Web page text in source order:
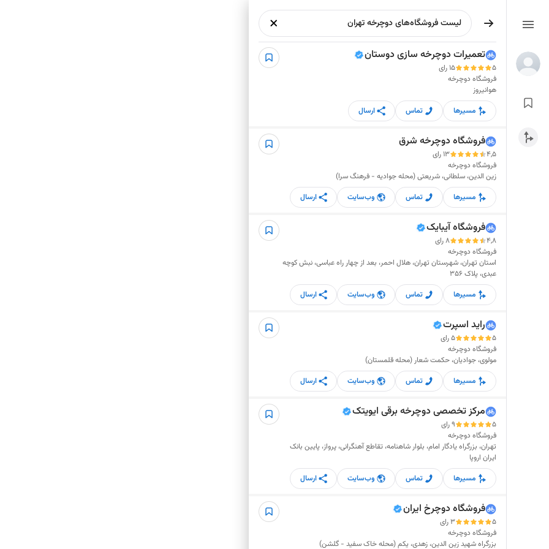
تعمیرات دوچرخه سازی دوستان
5
15 رای
فروشگاه دوچرخه
هوانیروز
مسیرها
تماس ارسال
فروشگاه دوچرخه شرق
4,5
13 رای
فروشگاه دوچرخه
زین الدین، سلطانی، شریعتی (محله جوادیه - فرهنگ سرا)
مسیرها
تماس وب‌سایت ارسال
فروشگاه آیبایک
4,8
8 رای
فروشگاه دوچرخه
استان تهران، شهرستان تهران، هلال احمر، بعد از چهار راه عباسی، نبش کوچه
عبدی، پلاک ۳۵۶
مسیرها
تماس وب‌سایت ارسال
راید اسپرت
5
5 رای
فروشگاه دوچرخه
مولوی، جوادیان، حکمت شعار (محله قلمستان)
مسیرها
تماس وب‌سایت ارسال
مرکز تخصصی دوچرخه برقی ایویتک
5
9 رای
فروشگاه دوچرخه
تهران، بزرگراه یادگار امام، بلوار شاهنامه، تقاطع آهنگرانی، پرواز، پایین بانک
ایران اروپا
مسیرها
تماس وب‌سایت ارسال
فروشگاه دوچرخ ایران
5
3 رای
فروشگاه دوچرخه
بزرگراه شهید زین الدین، زهدی، یکم (محله خاک سفید - گلشن)